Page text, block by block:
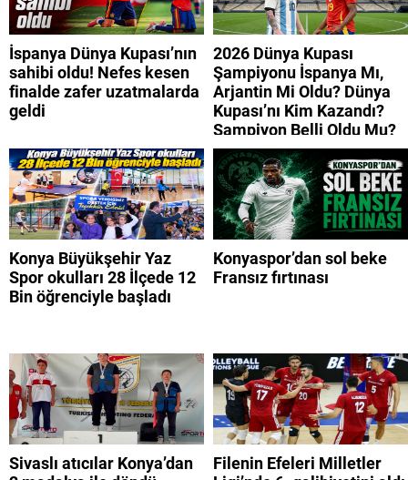
İspanya Dünya Kupası’nın
sahibi oldu! Nefes kesen
finalde zafer uzatmalarda
geldi
2026 Dünya Kupası
Şampiyonu İspanya Mı,
Arjantin Mi Oldu? Dünya
Kupası’nı Kim Kazandı?
Şampiyon Belli Oldu Mu?
Konya Büyükşehir Yaz
Spor okulları 28 İlçede 12
Bin öğrenciyle başladı
Konyaspor’dan sol beke
Fransız fırtınası
Sivaslı atıcılar Konya’dan
Filenin Efeleri Milletler